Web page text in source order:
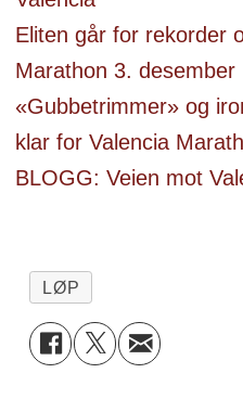
Eliten går for rekorder
Marathon 3. desember
«Gubbetrimmer» og
klar for Valencia
BLOGG: Veien mot
LØP